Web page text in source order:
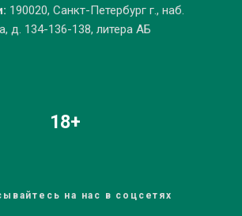
190020, Санкт-Петербург г., наб.
д. 134-136-138, литера АБ
18+
на нас в соцсетях